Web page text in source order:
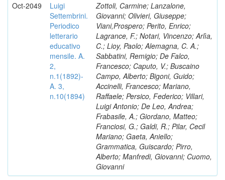
Oct-2049
Luigi
Settembrini.
Periodico
letterario
educativo
mensile. A.
2,
n.1(1892)-
A. 3,
n.10(1894)
Zottoli, Carmine; Lanzalone,
Giovanni; Olivieri, Giuseppe;
Viani,Prospero; Perito, Enrico;
Lagrance, F.; Notari, Vincenzo; Arlìa,
C.; Lioy, Paolo; Alemagna, C. A.;
Sabbatini, Remigio; De Falco,
Francesco; Caputo, V.; Buscaino
Campo, Alberto; Bigoni, Guido;
Accinelli, Francesco; Mariano,
Raffaele; Persico, Federico; Villari,
Luigi Antonio; De Leo, Andrea;
Frabasile, A.; Giordano, Matteo;
Franciosi, G.; Galdi, R.; Pilar, Cecil
Mariano; Gaeta, Aniello;
Grammatica, Guiscardo; Pirro,
Alberto; Manfredi, Giovanni; Cuomo,
Giovanni